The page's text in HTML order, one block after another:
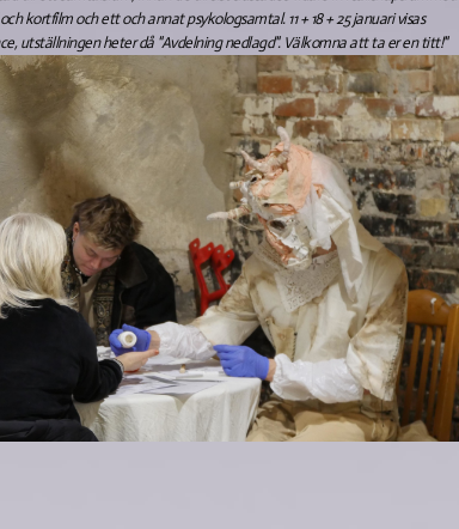
kortfilm och ett och annat psykologsamtal. 11 + 18 + 25 januari visas
utställningen heter då "Avdelning nedlagd". Välkomna att ta er en titt!"